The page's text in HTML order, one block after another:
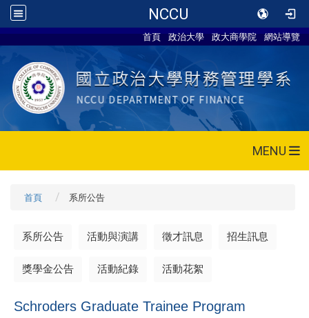
NCCU
首頁 政治大學 政大商學院 網站導覽
MENU
首頁 系所公告
系所公告 活動與演講 徵才訊息 招生訊息
獎學金公告 活動紀錄 活動花絮
Schroders Graduate Trainee Program